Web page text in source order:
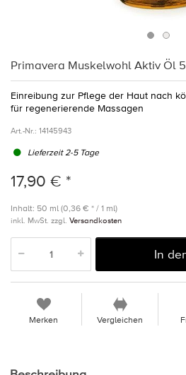
Primavera Muskelwohl Aktiv Öl
Einreibung zur Pflege der Haut nach
für regenerierende Massagen
Art.-Nr.: 14145943
Lieferzeit 2-5 Tage
17,90 € *
Inhalt: 50 ml (0,36 € * / 1 ml)
inkl. MwSt. zzgl. Versandkosten
In
Merken Vergleichen